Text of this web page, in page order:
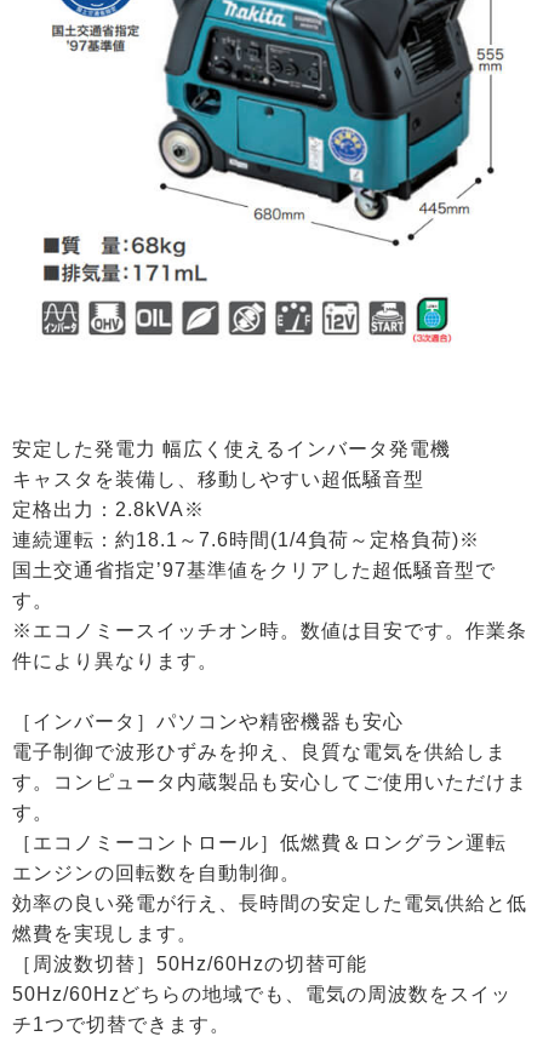
安定した発電力 幅広く使えるインバータ発電機
キャスタを装備し、移動しやすい超低騒音型
定格出力：2.8kVA※
連続運転：約18.1～7.6時間(1/4負荷～定格負荷)※
国土交通省指定’97基準値をクリアした超低騒音型で
す。
※エコノミースイッチオン時。数値は目安です。作業条
件により異なります。
［インバータ］パソコンや精密機器も安心
電子制御で波形ひずみを抑え、良質な電気を供給しま
す。コンピュータ内蔵製品も安心してご使用いただけま
す。
［エコノミーコントロール］低燃費＆ロングラン運転
エンジンの回転数を自動制御。
効率の良い発電が行え、長時間の安定した電気供給と低
燃費を実現します。
［周波数切替］50Hz/60Hzの切替可能
50Hz/60Hzどちらの地域でも、電気の周波数をスイッ
チ1つで切替できます。